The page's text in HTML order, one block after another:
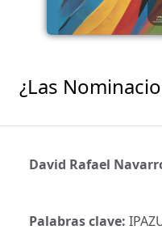
¿Las
David Rafael
Palabras clave: